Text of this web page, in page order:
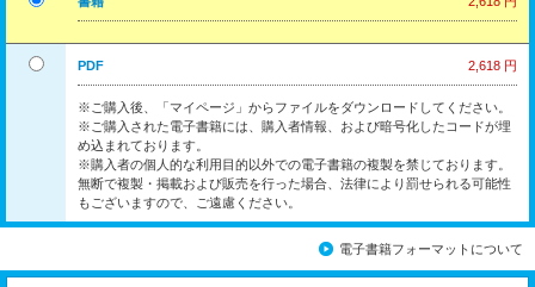
PDF 2,618 円
※ご購入後、「マイページ」からファイルをダウンロードしてください。
※ご購入された電子書籍には、購入者情報、および暗号化したコードが埋
め込まれております。
※購入者の個人的な利用目的以外での電子書籍の複製を禁じております。
無断で複製・掲載および販売を行った場合、法律により罰せられる可能性
もございますので、ご遠慮ください。
電子書籍フォーマットについて